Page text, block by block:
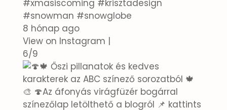
#xmasiscoming #krisztadesign
#snowman #snowglobe
8 hónap ago
View on Instagram |
6/9